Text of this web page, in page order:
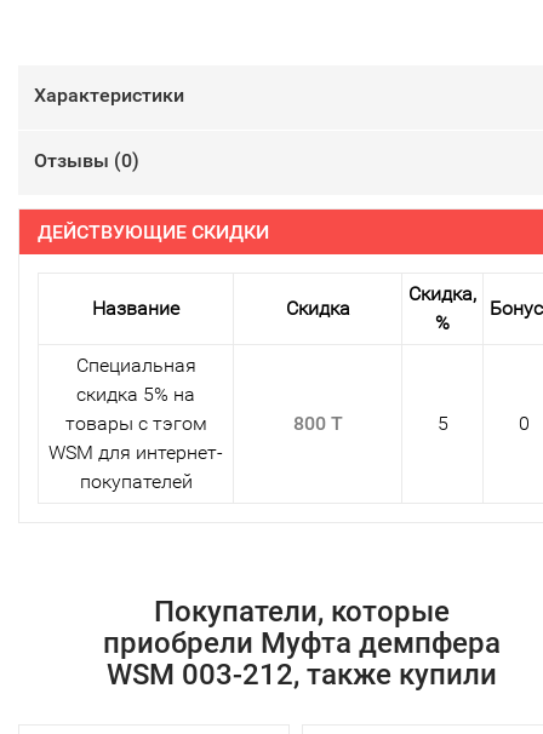
Характеристики
Отзывы (0)
ДЕЙСТВУЮЩИЕ СКИДКИ
Название Скидка
Скидка,
%
Специальная
скидка 5% на
товары с тэгом
WSM для интернет-
покупателей
800 T 5 0
Покупатели, которые
приобрели Муфта демпфера
WSM 003-212, также купили